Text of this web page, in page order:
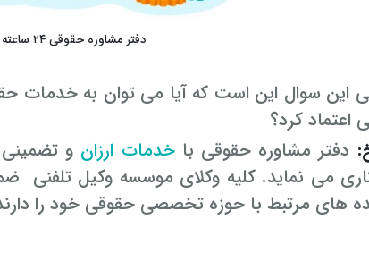
دفتر مشاوره حقوقی ۲۴ ساعته در آمل و مازندران
اعتماد کرد؟
دفتر مشاوره حقوقی باخدمات ارزان
می نماید. کلیه وکلای موسسه وکیل تلفنی
های مرتبط با حوزه تخصصی حقوقی خود را